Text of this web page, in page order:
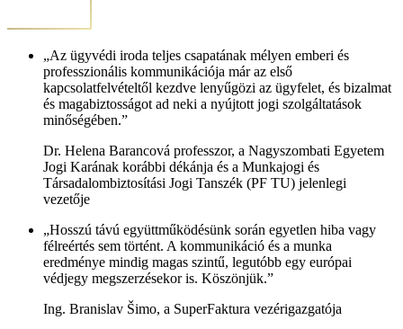
„Az ügyvédi iroda teljes csapatának mélyen emberi és
professzionális kommunikációja már az első
kapcsolatfelvételtől kezdve lenyűgözi az ügyfelet, és bizalmat
és magabiztosságot ad neki a nyújtott jogi szolgáltatások
minőségében.”
Dr. Helena Barancová professzor, a Nagyszombati Egyetem
Jogi Karának korábbi dékánja és a Munkajogi és
Társadalombiztosítási Jogi Tanszék (PF TU) jelenlegi
vezetője
„Hosszú távú együttműködésünk során egyetlen hiba vagy
félreértés sem történt. A kommunikáció és a munka
eredménye mindig magas szintű, legutóbb egy európai
védjegy megszerzésekor is. Köszönjük.”
Ing. Branislav Šimo, a SuperFaktura vezérigazgatója